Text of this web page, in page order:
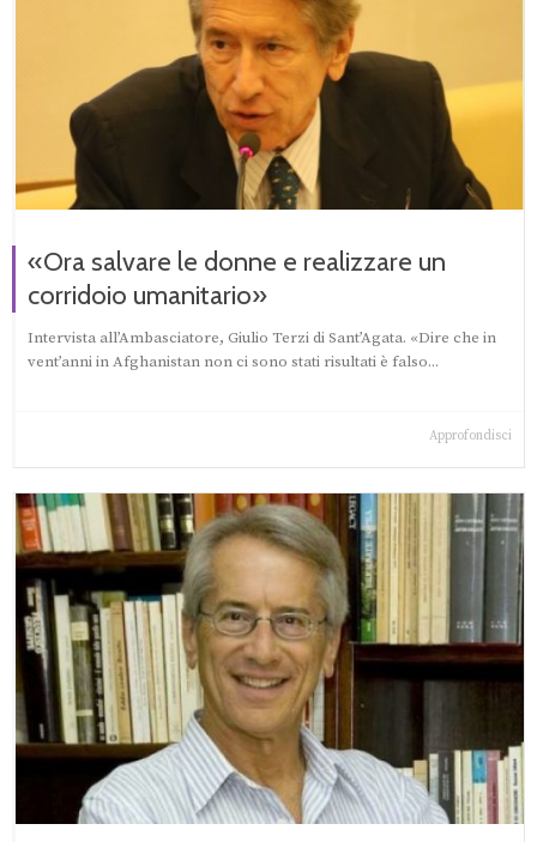
«Ora salvare le donne e realizzare un
corridoio umanitario»
Intervista all’Ambasciatore, Giulio Terzi di Sant’Agata. «Dire che in
vent’anni in Afghanistan non ci sono stati risultati è falso...
Approfondisci